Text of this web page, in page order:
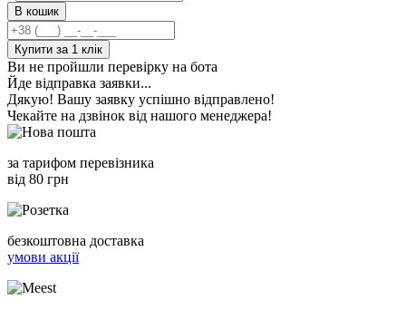
В кошик
Купити за 1 клiк
Ви не пройшли перевірку на бота
Йде відправка заявки...
Дякую! Вашу заявку успішно відправлено!
Чекайте на дзвінок від нашого менеджера!
за тарифом перевізника
від 80 грн
безкоштовна доставка
умови акції